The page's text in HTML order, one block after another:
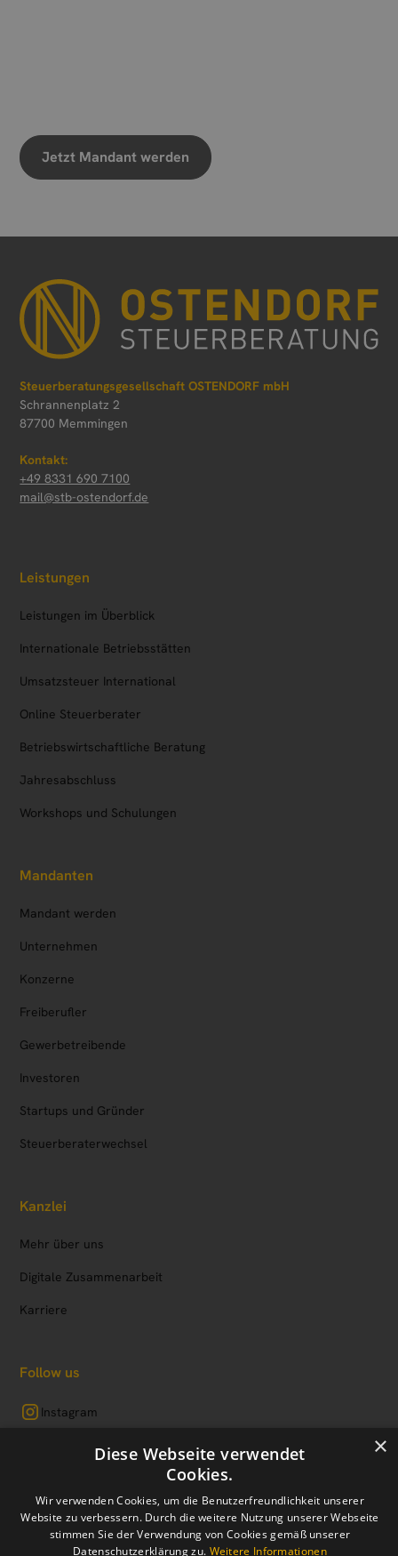
Jetzt Mandant werden
Steuerberatungsgesellschaft OSTENDORF mbH
Schrannenplatz 2
87700 Memmingen
Kontakt:
+49 8331 690 7100
mail@stb-ostendorf.de
Leistungen
Leistungen im Überblick
Internationale Betriebsstätten
Umsatzsteuer International
Online Steuerberater
Betriebs­wirtschaftliche Beratung
Jahresabschluss
Workshops und Schulungen
Mandanten
Mandant werden
Unternehmen
Konzerne
Freiberufler
Gewerbetreibende
Investoren
Startups und Gründer
Steuerberaterwechsel
Kanzlei
Mehr über uns
Digitale Zusammenarbeit
Karriere
Follow us
Instagram
×
Diese Webseite verwendet
Cookies.
Wir verwenden Cookies, um die Benutzerfreundlichkeit unserer
Website zu verbessern. Durch die weitere Nutzung unserer Webseite
stimmen Sie der Verwendung von Cookies gemäß unserer
Datenschutzerklärung zu. Weitere Informationen